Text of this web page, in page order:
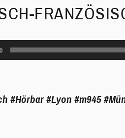
#Hörbar #Lyon #m945